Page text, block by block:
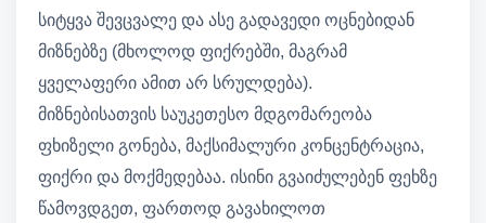
სიტყვა შევცვალე და ასე გადავედი ოცნებიდან
მიზნებზე (მხოლოდ ფიქრებში, მაგრამ
ყველაფერი ამით არ სრულდება).
მიზნებისათვის საუკეთესო მდგომარეობა
ფხიზელი გონება, მაქსიმალური კონცენტრაცია,
ფიქრი და მოქმედებაა. ისინი გვაიძულებენ ფეხზე
წამოვდგეთ, ფართოდ გავახილოთ